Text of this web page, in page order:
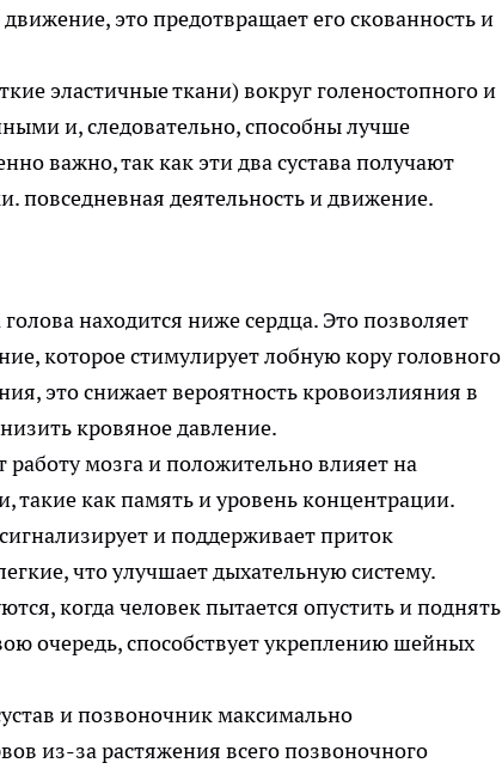
это предотвращает его скованность и
эластичные ткани) вокруг голеностопного и
и, следовательно, способны лучше
важно, так как эти два сустава получают
повседневная деятельность и движение.
находится ниже сердца. Это позволяет
которое стимулирует лобную кору головного
это снижает вероятность кровоизлияния в
кровяное давление.
мозга и положительно влияет на
такие как память и уровень концентрации.
и поддерживает приток
что улучшает дыхательную систему.
когда человек пытается опустить и поднять
очередь, способствует укреплению шейных
и позвоночник максимально
из-за растяжения всего позвоночного